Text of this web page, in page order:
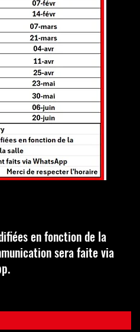
en fonction de la
sera faite via